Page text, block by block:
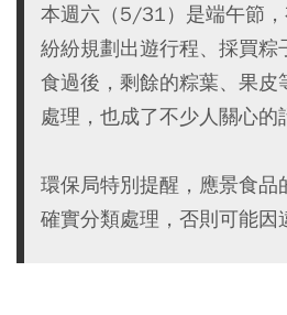
本週六（5/31）是端午節
紛紛規劃出遊行程、採買粽
食過後，剩餘的粽葉、果皮
處理，也成了不少人關心的
環保局特別提醒，應景食品
確實分類處理，否則可能因